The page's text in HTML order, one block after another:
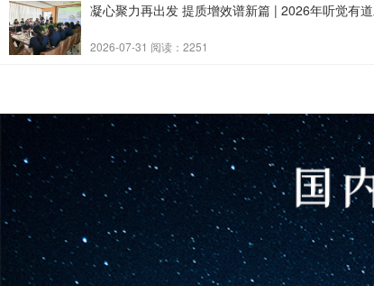
凝心聚力再出发 提质增效谱新篇 | 2026年听觉有
2026-07-31 阅读：2251